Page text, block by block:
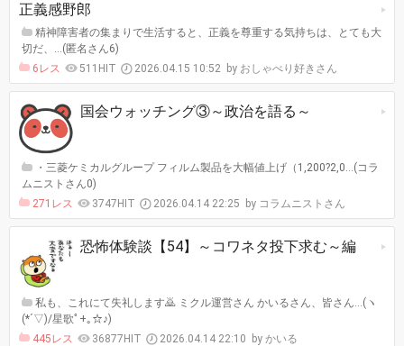
正義感野郎
精神障害者の集まりで生活すると、正義を尊重する気持ちは、とても大
切だ、…(匿名さん6)
6レス
511HIT 2026.04.15 10:52 おしゃべり好きさん
国会ウォッチング③～政治を語る～
・三菱ケミカルグループ フィルム製品を大幅値上げ（1,200?2,0…(コラ
ムニストさん0)
271レス
3747HIT 2026.04.14 22:25 コラムニストさん
恐怖体験談【54】～コワネタ投下求む～編
私も、これにて失礼します🙇 ミクル運営さん かいるさん、皆さん…(ヽ
(*´▽)/星歌ﾟ+｡☆♪)
445レス
36877HIT 2026.04.14 22:10 かいる